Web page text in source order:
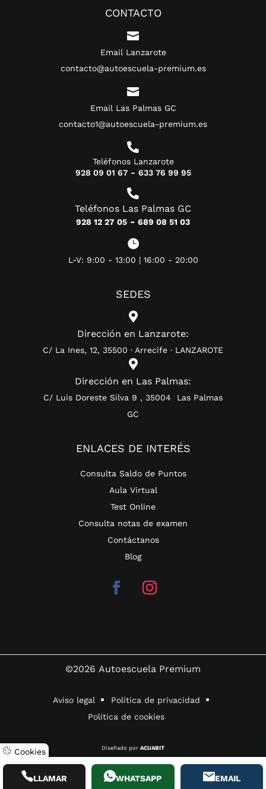
CONTACTO

Email Lanzarote
contacto@autoescuela-premium.es

Email Las Palmas GC
contacto1@autoescuela-premium.es

Teléfonos Lanzarote
928 09 01 67- 633 76 99 95

Teléfonos Las Palmas GC
928 12 27 05 - 689 08 51 03

L-V: 9:00 - 13:00 | 16:00 - 20:00
SEDES

Dirección en Lanzarote:
C/ La Ines, 12, 35500 · Arrecife · LANZAROTE

Dirección en Las Palmas:
C/ Luis Doreste Silva 9 , 35004 Las Palmas
GC
ENLACES DE INTERÉS
Consulta Saldo de Puntos
Aula Virtual
Test Online
Consulta notas de examen
Contáctanos
Blog
©2026 Autoescuela Premium
Aviso legal
Política de privacidad
Política de cookies
Cookies Diseñado por ACUABIT
LLAMAR WHATSAPP EMAIL